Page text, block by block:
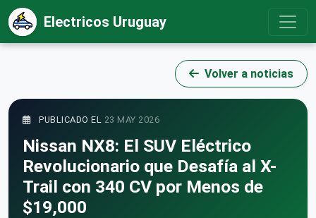
Electricos Uruguay
Volver a noticias
PUBLICADO EL 23 MAY 2026
Nissan NX8: El SUV Eléctrico
Revolucionario que Desafía al X-
Trail con 340 CV por Menos de
$19,000